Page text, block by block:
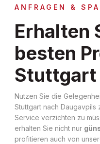
ANFRAGEN &
Erhalten
besten
Stuttgart
Nutzen Sie die
Stuttgart nach Daugavpils
Service verzichten zu
erhalten Sie nicht nur
profitieren auch von